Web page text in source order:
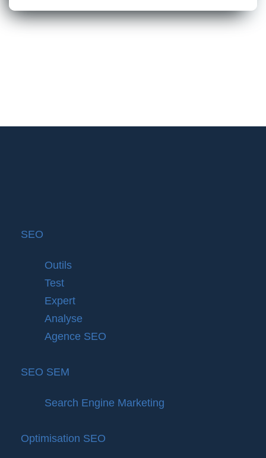
SEO
Outils
Test
Expert
Analyse
Agence SEO
SEO SEM
Search Engine Marketing
Optimisation SEO